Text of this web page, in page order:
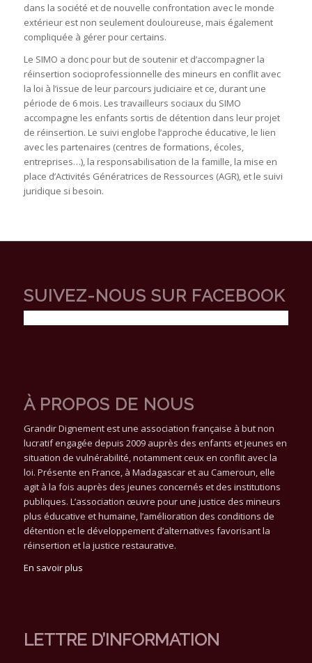
dans la société et de nouvelle confrontation avec le monde
extérieur est non seulement douloureuse, mais également
compliquée à gérer pour certains.
Le SIMO a donc pour but de soutenir et d’accompagner la
réinsertion socioprofessionnelle des mineurs en conflit avec
la loi à l’issue de leur parcours judiciaire et ce, durant une
période de 6 mois. Les travailleurs sociaux du SIMO
accompagne les enfants sortis de détention dans leur projet
de réinsertion. Le suivi englobe l’approche éducative, le lien
avec les partenaires (centres de formations, écoles,
entreprises…), la responsabilisation de la famille, la mise en
place d’Activités Génératrices de Ressources (AGR), et le suivi
juridique si besoin.
SUIVEZ-NOUS SUR FACEBOOK
À PROPOS DE NOUS
Grandir Dignement est une association française à but non
lucratif engagée depuis 2009 auprès des enfants et jeunes en
situation de vulnérabilité, notamment ceux en conflit avec la
loi. Présente en France, à Madagascar et au Cameroun, elle
agit à la fois auprès des jeunes concernés et des institutions
publiques. L’association œuvre pour une justice des mineurs
plus éducative et humaine, l’amélioration des conditions de
détention et le développement d’alternatives favorisant la
réinsertion et la justice restaurative.
En savoir plus
LETTRE D’INFORMATION